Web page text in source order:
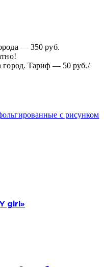
— 350 руб.
город. Тариф — 50 руб./
с рисунком
girl»